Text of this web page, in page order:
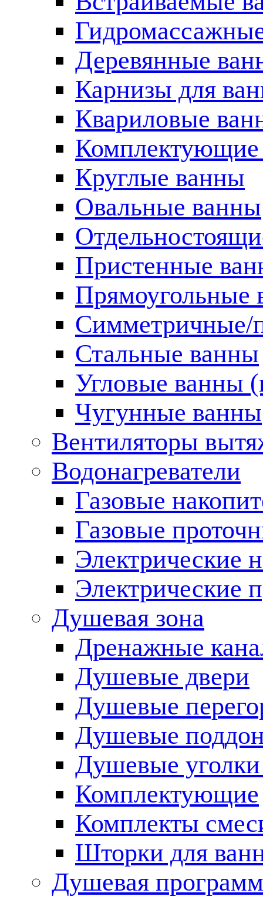
Деревянные
Карнизы для
Квариловые
Комплектующие
Круглые ванны
Овальные ванны
Пристенные
Прямоугольные
Симметричные/
Стальные ванны
Угловые ванны
Чугунные ванны
Вентиляторы
Водонагреватели
Газовые
Газовые
Электрические
Электрические
Душевая зона
Дренажные
Душевые двери
Душевые
Душевые
Душевые
Комплектующие
Комплекты
Шторки для
Душевая